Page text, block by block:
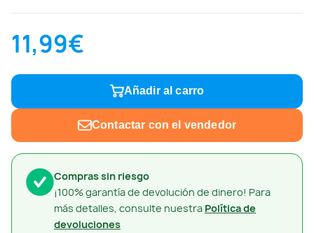
Compras sin riesgo
¡100% garantía de devolución de dinero! Para
más detalles, consulte nuestra Política de
devoluciones
11,99€
Añadir al carro
Contactar con el vendedor